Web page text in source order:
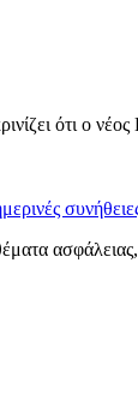
ότι ο